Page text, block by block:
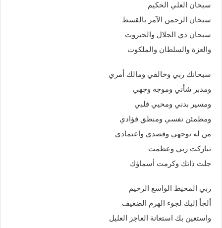
سبحان العلي الحكيم
سبحان الرحمن الآمر بالقسط
سبحان ذي الجلال والجبروت
والعزة والسلطان والملكوت
سبحانك ربي وخالقي ومالك أمري
ومدبر شأني وموجه وجهي
ومسير بدني ومحيي قلبي
ومطمئن نفسي ومنطق فؤادي
من له توجهي وقصدي واعتمادي
تباركت ربي وعظمت
جلت ذاتك وكرمت أسماؤك
ربي المحيط الواسع الرحيم
ألجأ إليك لجوء الهرم الضعيف
واستعين بك استعانة العاجز العليل